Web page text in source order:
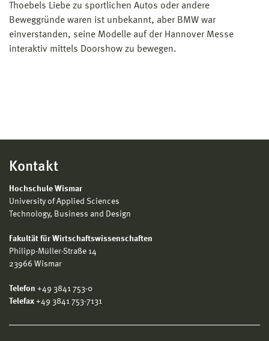
Thoebels Liebe zu sportlichen Autos oder andere
Beweggründe waren ist unbekannt, aber BMW war
einverstanden, seine Modelle auf der Hannover Messe
interaktiv mittels Doorshow zu bewegen.
Kontakt
Hochschule Wismar
University of Applied Sciences
Technology, Business and Design
Fakultät für Wirtschaftswissenschaften
Philipp-Müller-Straße 14
23966 Wismar
Telefon +49 3841 753-0
Telefax +49 3841 753-7131